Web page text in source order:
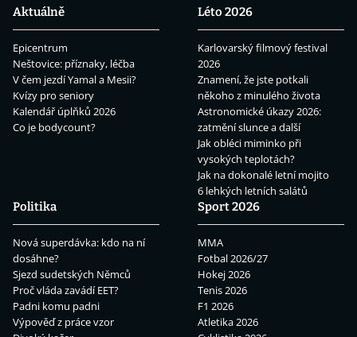
Aktuálně
Epicentrum
Neštovice: příznaky, léčba
V čem jezdí Yamal a Mesii?
Kvízy pro seniory
Kalendář úplňků 2026
Co je bodycount?
Léto 2026
Karlovarský filmový festival
2026
Znamení, že jste potkali
někoho z minulého života
Astronomické úkazy 2026:
zatmění slunce a další
Jak obléci miminko při
vysokých teplotách?
Jak na dokonalé letní mojito
6 lehkých letních salátů
Politika
Nová superdávka: kdo na ní
dosáhne?
Sjezd sudetských Němců
Proč vláda zavádí EET?
Padni komu padni
Výpověď z práce vzor
Sport 2026
MMA
Fotbal 2026/27
Hokej 2026
Tenis 2026
F1 2026
Atletika 2026